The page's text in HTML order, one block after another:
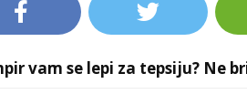
vam se lepi za tepsiju? Ne